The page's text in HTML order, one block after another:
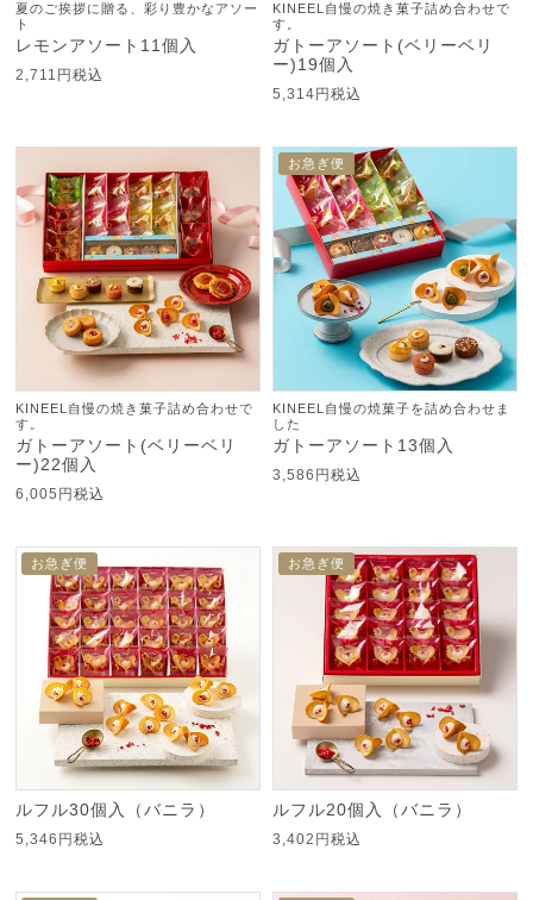
夏のご挨拶に贈る、彩り豊かなアソー
ト
レモンアソート11個入
2,711 税込
KINEEL自慢の焼き菓子詰め合わせで
す。
ガトーアソート(ベリーベリ
ー)19個入
5,314 税込
KINEEL自慢の焼き菓子詰め合わせで
す。
ガトーアソート(ベリーベリ
ー)22個入
6,005 税込
お急ぎ便
KINEEL自慢の焼菓子を詰め合わせま
した
ガトーアソート13個入
3,586 税込
お急ぎ便
ルフル30個入（バニラ）
5,346 税込
お急ぎ便
ルフル20個入（バニラ）
3,402 税込